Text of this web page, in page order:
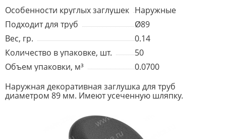
Особенности круглых заглушек Наружные
Подходит для труб
Ø89
Вес, гр.
0.14
Количество в упаковке, шт.
50
Объем упаковки, м³
0.0700
Наружная декоративная заглушка для труб
диаметром 89 мм. Имеют усеченную шляпку.